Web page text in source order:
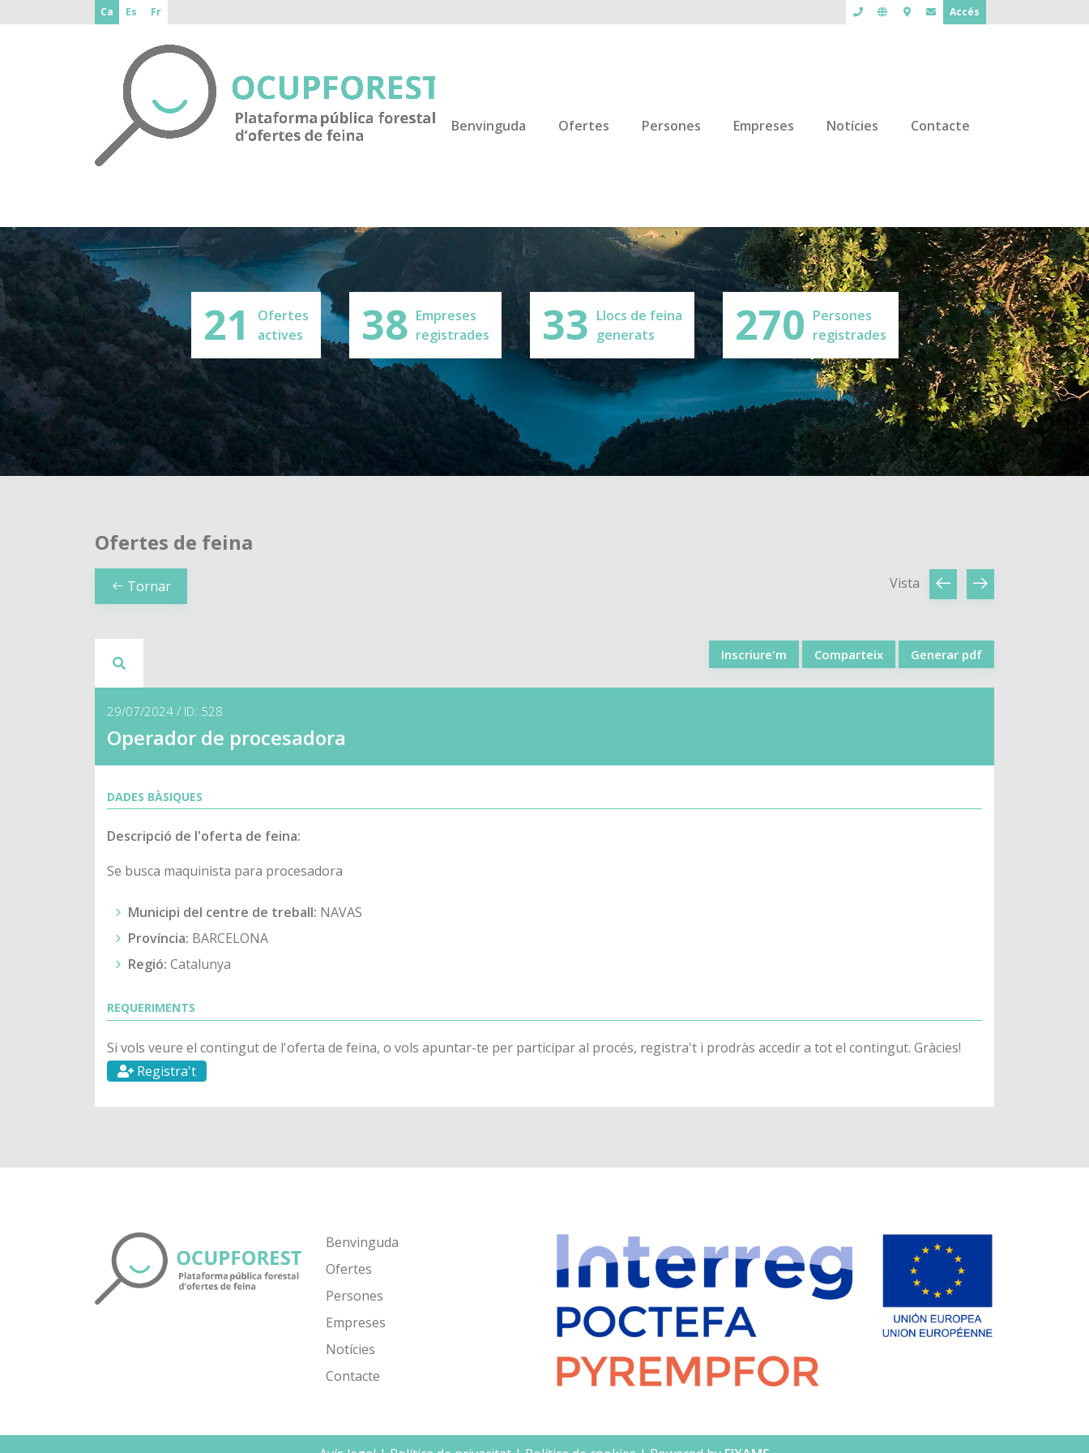
Ca Es Fr Accés
Benvinguda Ofertes Persones Empreses Notícies Contacte
21
Ofertes
actives
38 Empreses
registrades
33 Llocs de feina
generats
270 Persones
registrades
Ofertes de feina
Tornar Vista
Inscriure'm Comparteix Generar pdf
29/07/2024 / ID: 528
Operador de procesadora
DADES BÀSIQUES
Descripció de l'oferta de feina:
Se busca maquinista para procesadora
Municipi del centre de treball: NAVAS
Província: BARCELONA
Regió: Catalunya
REQUERIMENTS
Si vols veure el contingut de l'oferta de feina, o vols apuntar-te per participar al procés, registra't i prodràs accedir a tot el contingut. Gràcies!
Registra't
Benvinguda
Ofertes
Persones
Empreses
Notícies
Contacte